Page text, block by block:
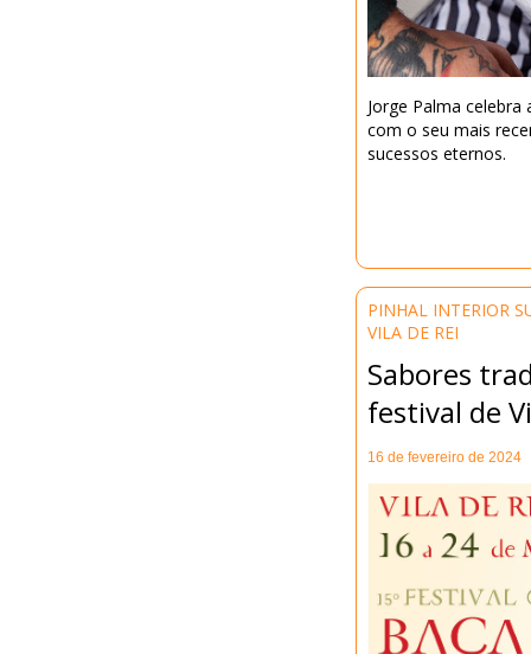
Jorge Palma
com o seu mais
sucessos eternos.
PINHAL INTERIOR
VILA DE REI
Sabores
festival de
16 de fevereiro de 2024